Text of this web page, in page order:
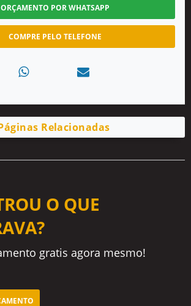
ORÇAMENTO POR WHATSAPP
COMPRE PELO TELEFONE
Relacionadas
O QUE
gratis agora mesmo!